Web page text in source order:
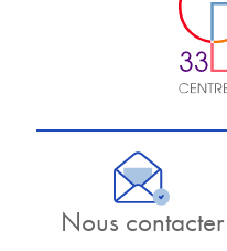
Nous contacter